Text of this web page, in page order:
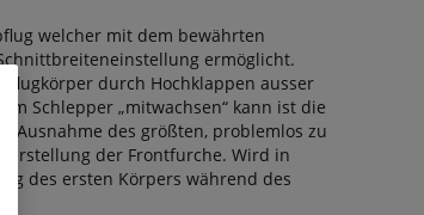
welcher mit dem bewährten
ermöglicht.
durch Hochklappen ausser
Schlepper „mitwachsen“ kann ist die
Ausnahme des größten, problemlos zu
der Frontfurche. Wird in
des ersten Körpers während des